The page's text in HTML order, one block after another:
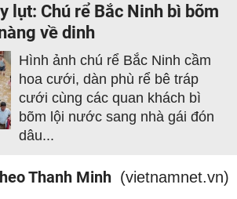
lụt: Chú rể Bắc Ninh bì bõm
về dinh
Hình ảnh chú rể Bắc Ninh cầm
hoa cưới, dàn phù rể bê tráp
cưới cùng các quan khách bì
bõm lội nước sang nhà gái đón
dâu...
Thanh Minh (vietnamnet.vn)